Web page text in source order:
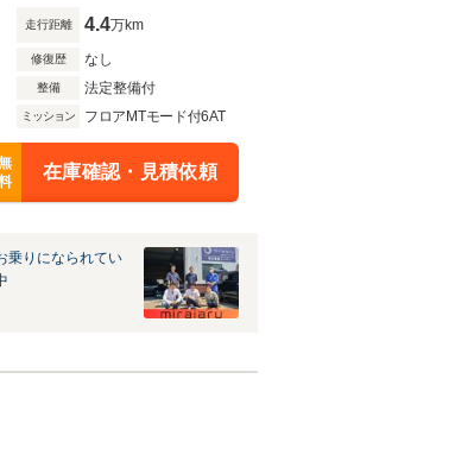
走行距離 4.4万km
修復歴 なし
整備 法定整備付
ミッション フロアMTモード付6AT
在庫確認・見積依頼
乗りになられてい